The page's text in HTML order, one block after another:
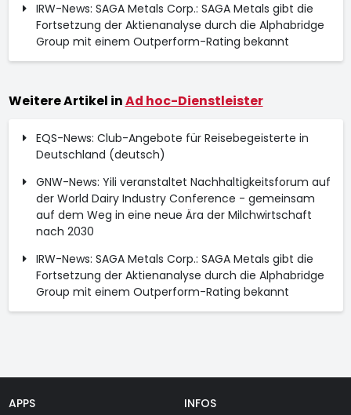
IRW-News: SAGA Metals Corp.: SAGA Metals gibt die
Fortsetzung der Aktienanalyse durch die Alphabridge
Group mit einem Outperform-Rating bekannt
Weitere Artikel inAd hoc-Dienstleister
EQS-News: Club-Angebote für Reisebegeisterte in
Deutschland (deutsch)
GNW-News: Yili veranstaltet Nachhaltigkeitsforum auf
der World Dairy Industry Conference - gemeinsam
auf dem Weg in eine neue Ära der Milchwirtschaft
nach 2030
IRW-News: SAGA Metals Corp.: SAGA Metals gibt die
Fortsetzung der Aktienanalyse durch die Alphabridge
Group mit einem Outperform-Rating bekannt
APPS
INFOS